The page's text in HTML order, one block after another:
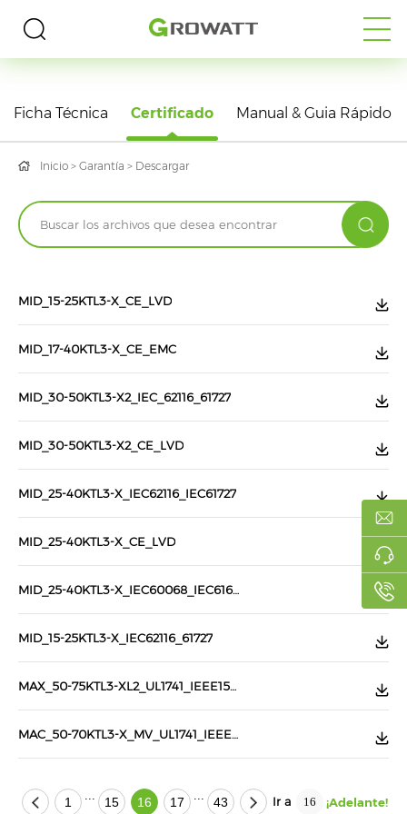
DESCARGAS
Ficha Técnica Certificado Manual & Guia Rápido
Inicio >Garantía > Descargar
MID_15-25KTL3-X_CE_LVD
MID_17-40KTL3-X_CE_EMC
MID_30-50KTL3-X2_IEC_62116_61727
MID_30-50KTL3-X2_CE_LVD
MID_25-40KTL3-X_IEC62116_IEC61727
MID_25-40KTL3-X_CE_LVD
MID_25-40KTL3-X_IEC60068_IEC61683
MID_15-25KTL3-X_IEC62116_61727
MAX_50-75KTL3-XL2_UL1741_IEEE1547
MAC_50-70KTL3-X_MV_UL1741_IEEE1547
1 15 16 17 43 Ir a